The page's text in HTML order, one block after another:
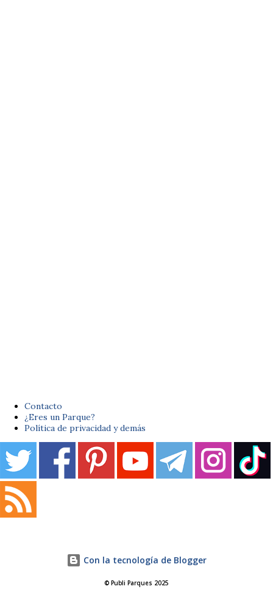
Contacto
¿Eres un Parque?
Política de privacidad y demás
Con la tecnología de Blogger
© Publi Parques 2025